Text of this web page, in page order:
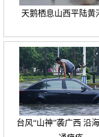
天鹅栖息山西平陆黄
台风“山神”袭广西 沿